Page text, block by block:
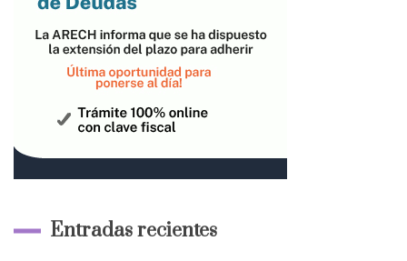
Entradas recientes